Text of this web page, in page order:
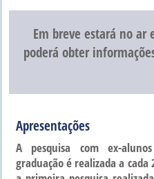
Em breve estará no ar
poderá obter
Apresentações
A pesquisa com ex-
graduação é realizada a cada